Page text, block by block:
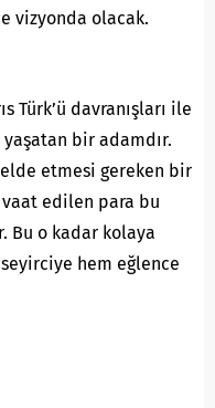
vizyonda olacak.
Türk’ü davranışları ile
bir adamdır.
elde etmesi gereken bir
vaat edilen para bu
Bu o kadar kolaya
hem eğlence